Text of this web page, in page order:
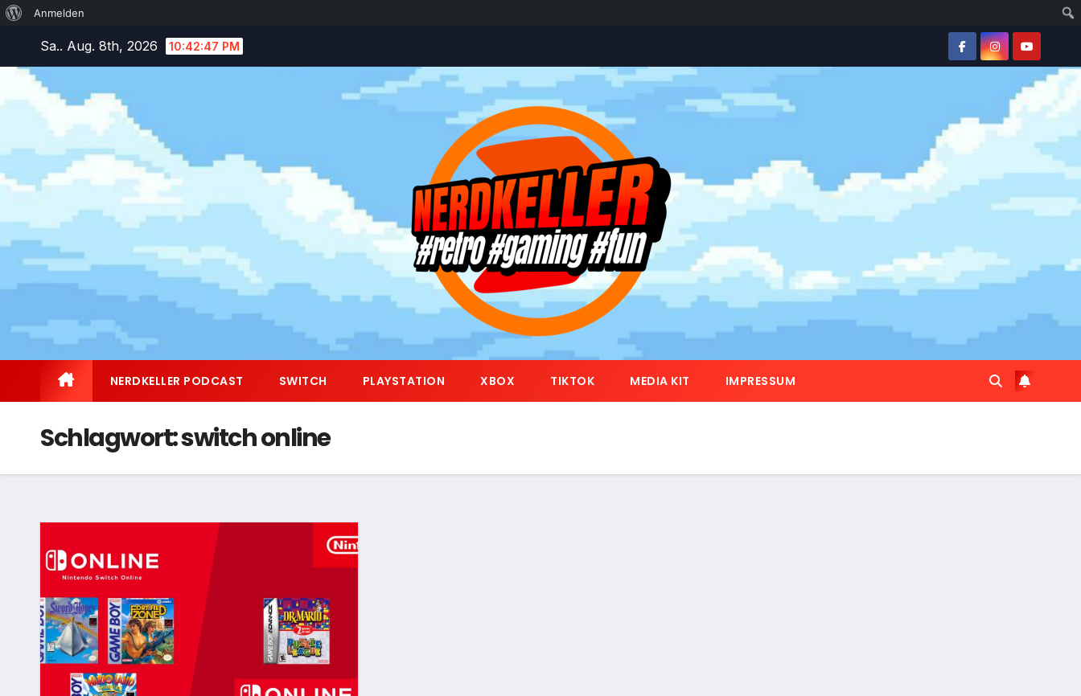
Über
Anmelden
springen
Sa.. Aug. 8th, 2026 10:42:48 PM
NERDKELLER PODCAST SWITCH PLAYSTATION XBOX TIKTOK MEDIA KIT IMPRESSUM
Schlagwort:switch online